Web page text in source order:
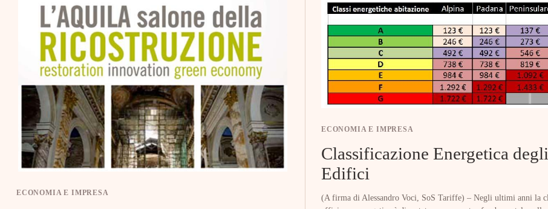
ECONOMIA E IMPRESA
ECONOMIA E IMPRESA
Classificazione Energetica degli
Edifici
(A firma di Alessandro Voci, SoS Tariffe) – Negli ultimi anni la